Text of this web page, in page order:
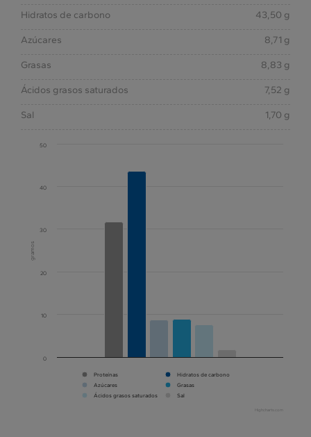
Hidratos de carbono 43,50 g
Azúcares 8,71 g
Grasas 8,83 g
Ácidos grasos saturados 7,52 g
Sal 1,70 g
gramos
Proteínas
Hidratos de carbono
Azúcares
Grasas
Ácidos grasos saturados
Sal
0
10
20
30
40
50
Highcharts.com